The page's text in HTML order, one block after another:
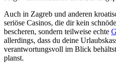
Auch in Zagreb und anderen
seriöse Casinos, die dir kein
bescheren, sondern teilweise echte
allerdings, dass du deine
verantwortungsvoll im Blick
planst.